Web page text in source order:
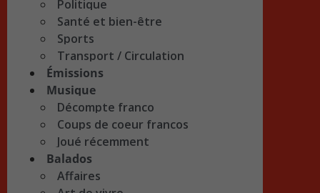
Politique
Santé et bien-être
Sports
Transport / Circulation
Émissions
Musique
Décompte franco
Coups de coeur francos
Joué récemment
Balados
Affaires